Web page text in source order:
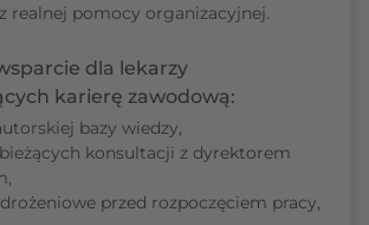
realnej pomocy organizacyjnej.
dla lekarzy
karierę zawodową:
bazy wiedzy,
konsultacji z dyrektorem
przed rozpoczęciem pracy,